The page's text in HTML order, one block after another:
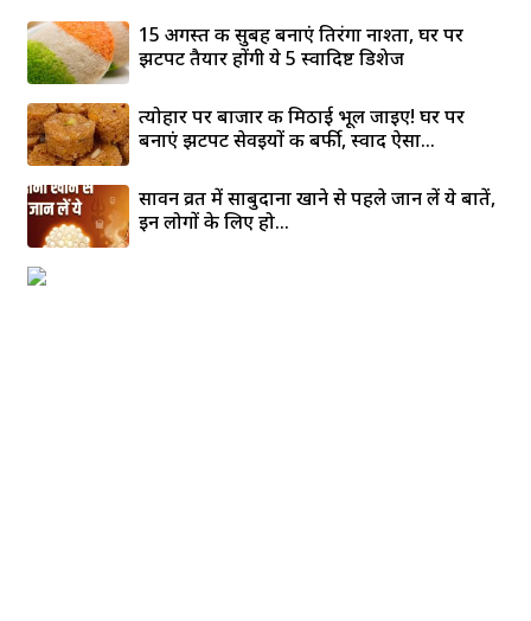
15 अगस्त की सुबह बनाएं तिरंगा नाश्ता, घर पर
झटपट तैयार होंगी ये 5 स्वादिष्ट डिशेज
त्योहार पर बाजार की मिठाई भूल जाइए! घर पर
बनाएं झटपट सेवइयों की बर्फी, स्वाद ऐसा...
सावन व्रत में साबुदाना खाने से पहले जान लें ये बातें,
इन लोगों के लिए हो...